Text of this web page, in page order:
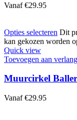
Vanaf €29.95
Opties selecteren Dit
kan gekozen worden
Quick view
Toevoegen aan
Muurcirkel
Vanaf €29.95